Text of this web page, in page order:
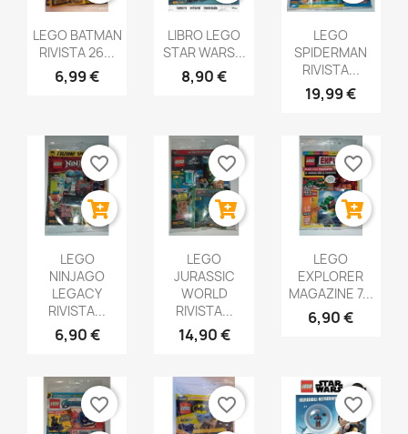
LEGO BATMAN
RIVISTA 26...
6,99 €
LIBRO LEGO
STAR WARS...
8,90 €
LEGO
SPIDERMAN
RIVISTA...
19,99 €
LEGO
NINJAGO
LEGACY
RIVISTA...
6,90 €
favorite_border
LEGO
JURASSIC
WORLD
RIVISTA...
14,90 €
favorite_border
LEGO
EXPLORER
MAGAZINE 7...
6,90 €
favorite_border
favorite_border favorite_border favorite_border